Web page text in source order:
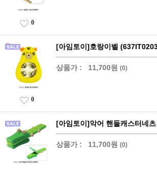
0
[아임토이]호랑이벨
상품가 : 11,700원 (0)
0
[아임토이]악어 핸들캐스터네
상품가 : 11,700원 (0)